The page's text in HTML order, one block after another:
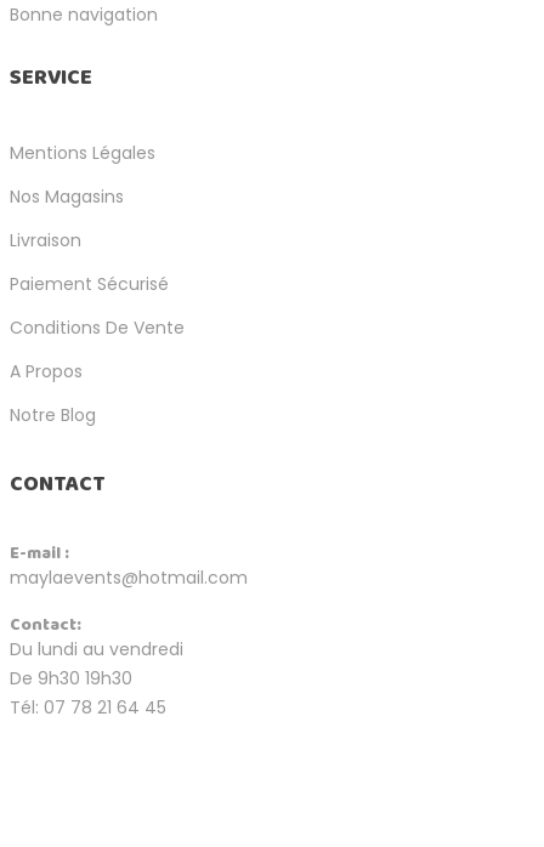
Bonne navigation
SERVICE
Mentions Légales
Nos Magasins
Livraison
Paiement Sécurisé
Conditions De Vente
A Propos
Notre Blog
CONTACT
E-mail :
maylaevents@hotmail.com
Contact:
Du lundi au vendredi
De 9h30 19h30
Tél: 07 78 21 64 45